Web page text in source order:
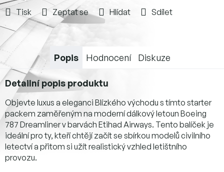
Tisk Zeptat se Hlídat Sdílet
Popis Hodnocení Diskuze
Detailní popis produktu
Objevte luxus a eleganci Blízkého východu s tímto starter
packem zaměřeným na moderní dálkový letoun Boeing
787 Dreamliner v barvách Etihad Airways. Tento balíček je
ideální pro ty, kteří chtějí začít se sbírkou modelů civilního
letectví a přitom si užít realistický vzhled letištního
provozu.